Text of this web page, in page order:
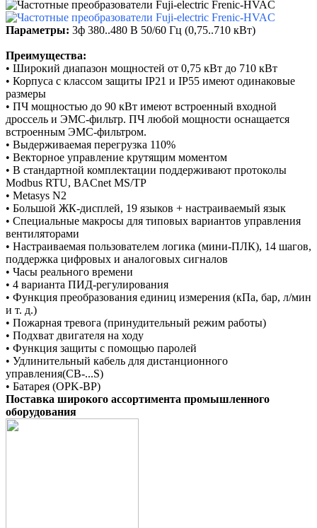
Параметры: 3ф 380..480 В 50/60 Гц (0,75..710 кВт)
Преимущества:
• Широкий диапазон мощностей от 0,75 кВт до 710 кВт
• Корпуса с классом защиты IP21 и IP55 имеют одинаковые
размеры
• ПЧ мощностью до 90 кВт имеют встроенный входной
дроссель и ЭМС-фильтр. ПЧ любой мощности оснащается
встроенным ЭМС-фильтром.
• Выдерживаемая перегрузка 110%
• Векторное управление крутящим моментом
• В стандартной комплектации поддерживают протоколы
Modbus RTU, BACnet MS/TP
• Metasys N2
• Большой ЖК-дисплей, 19 языков + настраиваемый язык
• Специальные макросы для типовых вариантов управления
вентиляторами
• Настраиваемая пользователем логика (мини-ПЛК), 14 шагов,
поддержка цифровых и аналоговых сигналов
• Часы реального времени
• 4 варианта ПИД-регулирования
• Функция преобразования единиц измерения (кПа, бар, л/мин
и т. д.)
• Пожарная тревога (принудительный режим работы)
• Подхват двигателя на ходу
• Функция защиты с помощью паролей
• Удлинительный кабель для дистанционного
управления(CB-...S)
• Батарея (OPK-BP)
Поставка широкого ассортимента промышленного
оборудования